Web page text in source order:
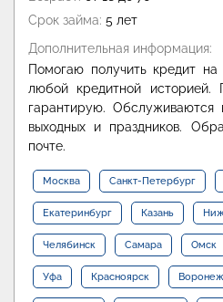
Срок займа: 5 лет
Дополнительная информация:
Помогаю получить кредит
любой кредитной историей.
гарантирую. Обслуживаются
выходных и праздников.
почте.
Москва Санкт-Петербург
Екатеринбург Казань
Челябинск Самара Омск
Уфа Красноярск Воронеж